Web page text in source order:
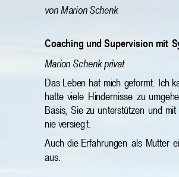
von Marion Schenk
Coaching und Supervision mit
Marion Schenk privat
Das Leben hat mich geformt. Ich
hatte viele Hindernisse zu
Basis, Sie zu unterstützen und mit
nie versiegt.
Auch die Erfahrungen als Mutter
aus.